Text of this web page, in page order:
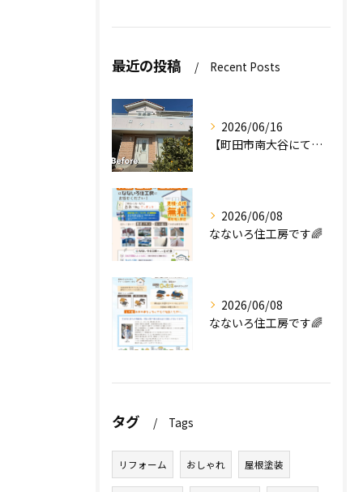
最近の投稿 Recent Posts
2026/06/16
【町田市南大谷にて外壁塗装工事完工のお知らせ】
2026/06/08
なないろ住工房です🌈
2026/06/08
なないろ住工房です🌈
タグ Tags
リフォーム おしゃれ 屋根塗装